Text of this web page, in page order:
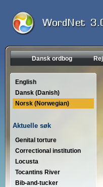
Dansk ordbog
English
Dansk (Danish)
Norsk (Norwegian)
Aktuelle søk
Genital torture
Correctional institution
Locusta
Tocantins River
Bib-and-tucker